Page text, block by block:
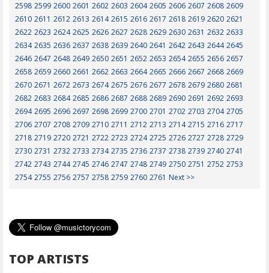
2598 2599 2600 2601 2602 2603 2604 2605 2606 2607 2608 2609
2610 2611 2612 2613 2614 2615 2616 2617 2618 2619 2620 2621
2622 2623 2624 2625 2626 2627 2628 2629 2630 2631 2632 2633
2634 2635 2636 2637 2638 2639 2640 2641 2642 2643 2644 2645
2646 2647 2648 2649 2650 2651 2652 2653 2654 2655 2656 2657
2658 2659 2660 2661 2662 2663 2664 2665 2666 2667 2668 2669
2670 2671 2672 2673 2674 2675 2676 2677 2678 2679 2680 2681
2682 2683 2684 2685 2686 2687 2688 2689 2690 2691 2692 2693
2694 2695 2696 2697 2698 2699 2700 2701 2702 2703 2704 2705
2706 2707 2708 2709 2710 2711 2712 2713 2714 2715 2716 2717
2718 2719 2720 2721 2722 2723 2724 2725 2726 2727 2728 2729
2730 2731 2732 2733 2734 2735 2736 2737 2738 2739 2740 2741
2742 2743 2744 2745 2746 2747 2748 2749 2750 2751 2752 2753
2754 2755 2756 2757 2758 2759 2760 2761 Next >>
TOP ARTISTS